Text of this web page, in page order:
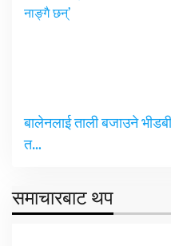
बालेनलाई ताली बजाउने
त…
समाचारबाट थप